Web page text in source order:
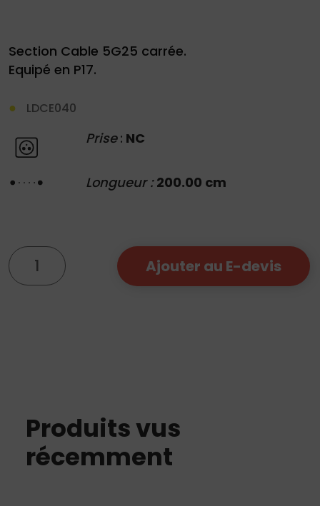
Section Cable 5G25 carrée.
Equipé en P17.
LDCE040
Prise : NC
Longueur :200.00 cm
quantité
de
Ajouter au E-devis
Produits vus
récemment
Demande
devis
01
50